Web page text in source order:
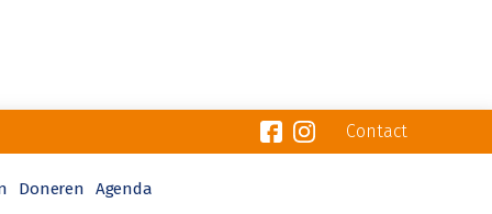
Contact
Doneren Agenda